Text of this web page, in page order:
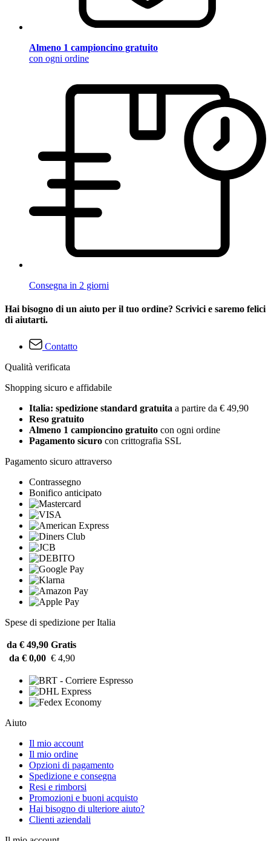
Almeno 1 campioncino gratuito
con ogni ordine
Consegna in 2 giorni
Hai bisogno di un aiuto per il tuo ordine? Scrivici e saremo felici
di aiutarti.
Contatto
Qualità verificata
Shopping sicuro e affidabile
Italia: spedizione standard gratuita a partire da € 49,90
Reso gratuito
Almeno 1 campioncino gratuito con ogni ordine
Pagamento sicuro con crittografia SSL
Pagamento sicuro attraverso
Contrassegno
Bonifico anticipato
Spese di spedizione per Italia
da € 49,90 Gratis
da € 0,00 € 4,90
Aiuto
Il mio account
Il mio ordine
Opzioni di pagamento
Spedizione e consegna
Resi e rimborsi
Promozioni e buoni acquisto
Hai bisogno di ulteriore aiuto?
Clienti aziendali